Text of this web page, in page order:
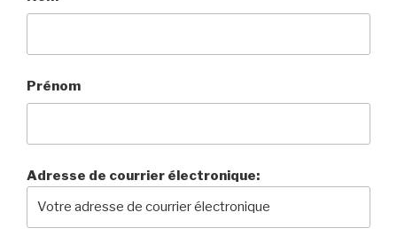
Prénom
Adresse de courrier électronique: